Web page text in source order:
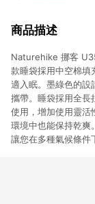
商品描述
Naturehike 挪客
款睡袋採用中空棉填
適入眠。墨綠色的設
攜帶。睡袋採用全長
使用，增加使用靈活
環境中也能保持乾爽
讓您在多種氣候條件